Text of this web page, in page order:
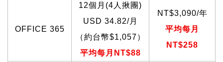
OFFICE 365
12個月(4人揪團)
USD 34.82/月
（約台幣$1,057）
平均每月NT$88
NT$3,090/年
平均每月
NT$258